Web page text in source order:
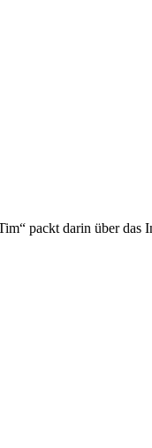
packt darin über das